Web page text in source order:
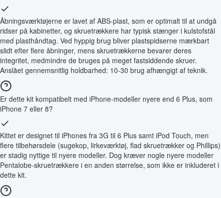
Åbningsværktøjerne er lavet af ABS-plast, som er optimalt til at undgå
ridser på kabinetter, og skruetrækkere har typisk stænger i kulstofstål
med plasthåndtag. Ved hyppig brug bliver plastspidserne mærkbart
slidt efter flere åbninger, mens skruetrækkerne bevarer deres
integritet, medmindre de bruges på meget fastsiddende skruer.
Anslået gennemsnitlig holdbarhed: 10-30 brug afhængigt af teknik.
Er dette kit kompatibelt med iPhone-modeller nyere end 6 Plus, som
iPhone 7 eller 8?
Kittet er designet til iPhones fra 3G til 6 Plus samt iPod Touch, men
flere tilbehørsdele (sugekop, lirkeværktøj, flad skruetrækker og Phillips)
er stadig nyttige til nyere modeller. Dog kræver nogle nyere modeller
Pentalobe-skruetrækkere i en anden størrelse, som ikke er inkluderet i
dette kit.